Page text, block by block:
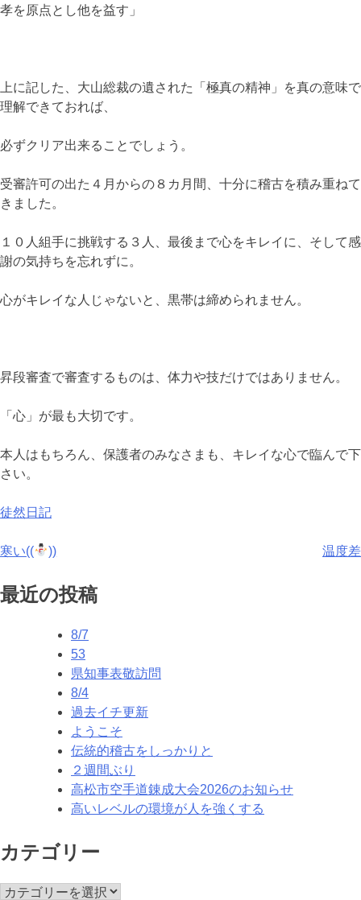
孝を原点とし他を益す」
上に記した、大山総裁の遺された「極真の精神」を真の意味で
理解できておれば、
必ずクリア出来ることでしょう。
受審許可の出た４月からの８カ月間、十分に稽古を積み重ねて
きました。
１０人組手に挑戦する３人、最後まで心をキレイに、そして感
謝の気持ちを忘れずに。
心がキレイな人じゃないと、黒帯は締められません。
昇段審査で審査するものは、体力や技だけではありません。
「心」が最も大切です。
本人はもちろん、保護者のみなさまも、キレイな心で臨んで下
さい。
徒然日記
投
稿
寒い(( )) 温度差
最近の投稿
8/7
53
県知事表敬訪問
8/4
過去イチ更新
ようこそ
伝統的稽古をしっかりと
２週間ぶり
高松市空手道錬成大会2026のお知らせ
高いレベルの環境が人を強くする
カテゴリー
カ